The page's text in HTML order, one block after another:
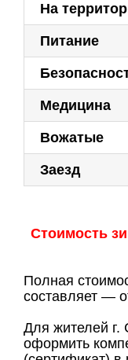
На
Питание
Медицина
Вожатые
Заезд
Стоимость
Полная
составляет —
Для жителей г.
оформить